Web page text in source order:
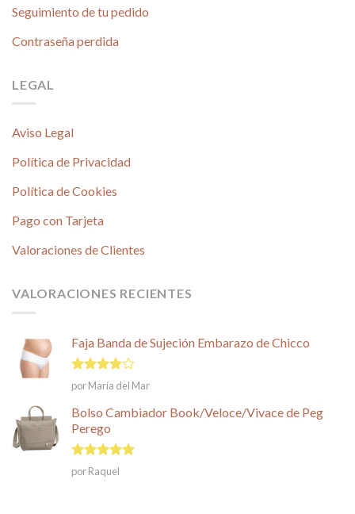
Seguimiento de tu pedido
Contraseña perdida
LEGAL
Aviso Legal
Política de Privacidad
Política de Cookies
Pago con Tarjeta
Valoraciones de Clientes
VALORACIONES RECIENTES
Faja Banda de Sujeción Embarazo de Chicco
Valorado
en
5
por María del Mar
Bolso Cambiador Book/Veloce/Vivace de Peg
Perego
Valorado en
5
de 5
por Raquel